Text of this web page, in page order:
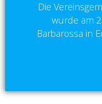
Die
wurde am
Barbarossa in